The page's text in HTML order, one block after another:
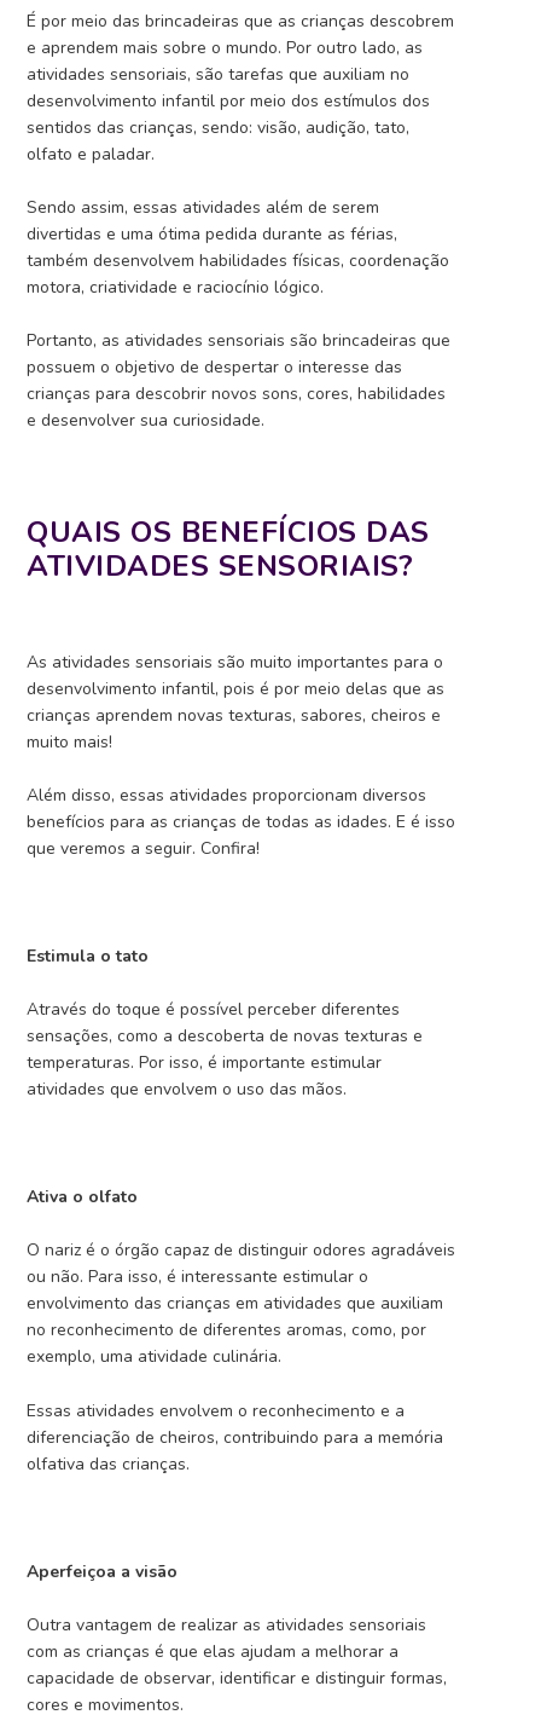
É por meio das brincadeiras que as crianças descobrem
e aprendem mais sobre o mundo. Por outro lado, as
atividades sensoriais, são tarefas que auxiliam no
desenvolvimento infantil por meio dos estímulos dos
sentidos das crianças, sendo: visão, audição, tato,
olfato e paladar.
Sendo assim, essas atividades além de serem
divertidas e uma ótima pedida durante as férias,
também desenvolvem habilidades físicas, coordenação
motora, criatividade e raciocínio lógico.
Portanto, as atividades sensoriais são brincadeiras que
possuem o objetivo de despertar o interesse das
crianças para descobrir novos sons, cores, habilidades
e desenvolver sua curiosidade.
QUAIS OS BENEFÍCIOS DAS
ATIVIDADES SENSORIAIS?
As atividades sensoriais são muito importantes para o
desenvolvimento infantil, pois é por meio delas que as
crianças aprendem novas texturas, sabores, cheiros e
muito mais!
Além disso, essas atividades proporcionam diversos
benefícios para as crianças de todas as idades. E é isso
que veremos a seguir. Confira!
Estimula o tato
Através do toque é possível perceber diferentes
sensações, como a descoberta de novas texturas e
temperaturas. Por isso, é importante estimular
atividades que envolvem o uso das mãos.
Ativa o olfato
O nariz é o órgão capaz de distinguir odores agradáveis
ou não. Para isso, é interessante estimular o
envolvimento das crianças em atividades que auxiliam
no reconhecimento de diferentes aromas, como, por
exemplo, uma atividade culinária.
Essas atividades envolvem o reconhecimento e a
diferenciação de cheiros, contribuindo para a memória
olfativa das crianças.
Aperfeiçoa a visão
Outra vantagem de realizar as atividades sensoriais
com as crianças é que elas ajudam a melhorar a
capacidade de observar, identificar e distinguir formas,
cores e movimentos.